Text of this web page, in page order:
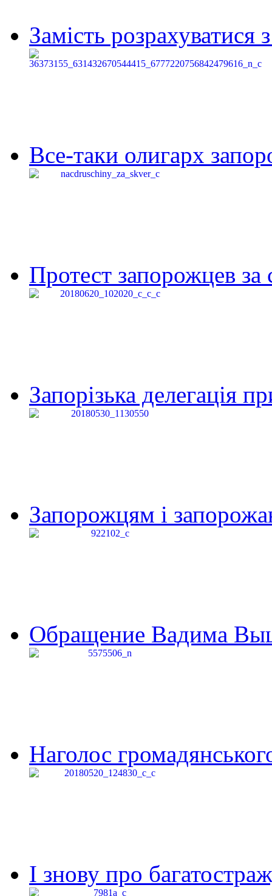
Замість
Все-таки олигарх
Протест запорожцев за
Запорізька делегація
Запорожцям і
Обращение Вадима
Наголос
І знову про